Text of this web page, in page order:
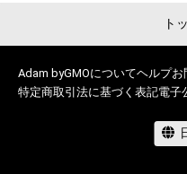
EARTH CREATIVE 株式会社
info@earth-creative.com
by directly drawing the
I create art as proof of my
For me, creating art is just
I continue to create art
ト
Adam byGMOについてヘルプお
特定商取引法に基づく表記電子